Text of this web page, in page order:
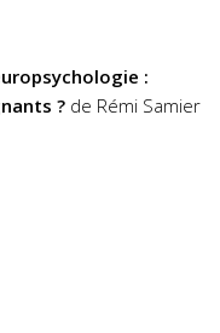
:
? de Rémi Samier